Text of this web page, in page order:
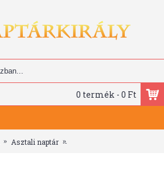
0 termék - 0 Ft
Asztali naptár